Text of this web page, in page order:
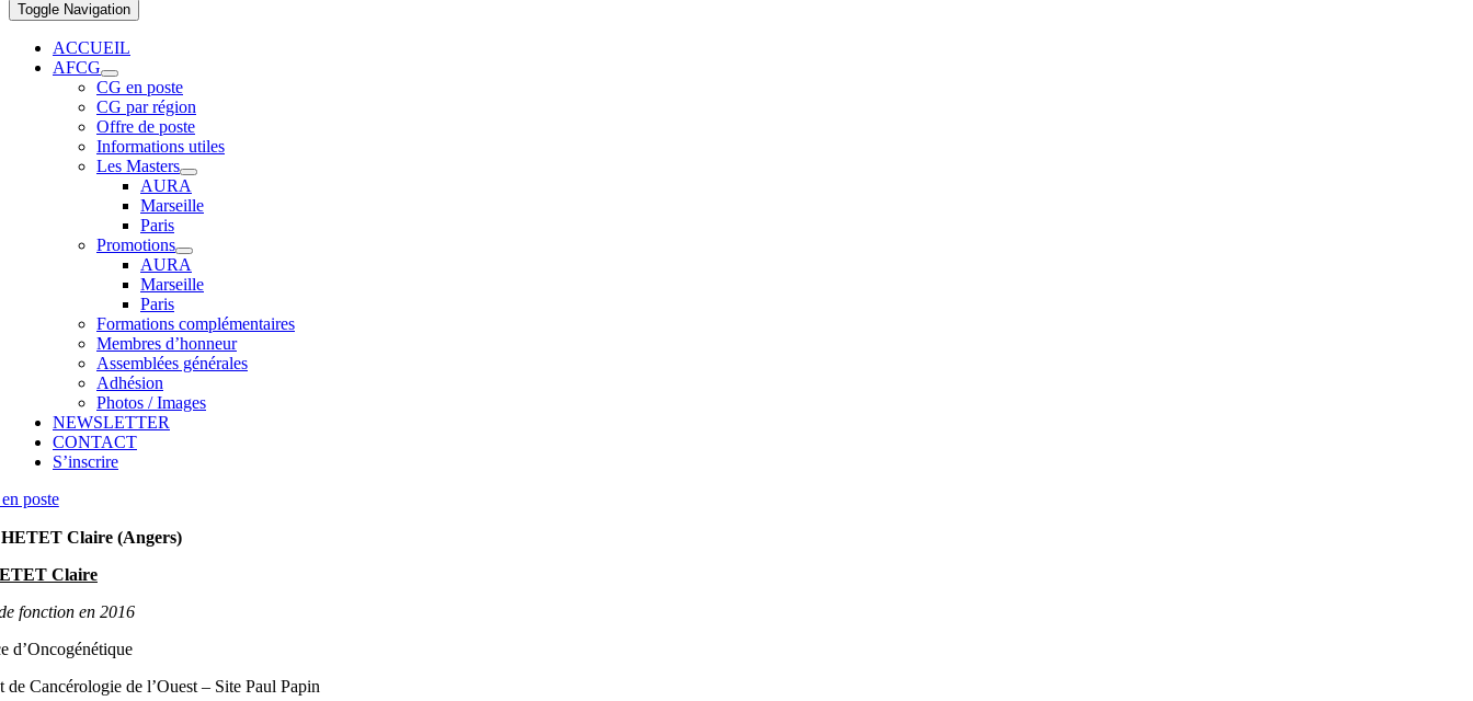
Toggle Navigation
ACCUEIL
AFCG
CG en poste
CG par région
Offre de poste
Informations utiles
Les Masters
AURA
Marseille
Paris
Promotions
AURA
Marseille
Paris
Formations complémentaires
Membres d’honneur
Assemblées générales
Adhésion
Photos / Images
NEWSLETTER
CONTACT
S’inscrire
poste
Claire (Angers)
Claire
fonction en 2016
d’Oncogénétique
de Cancérologie de l’Ouest – Site Paul Papin